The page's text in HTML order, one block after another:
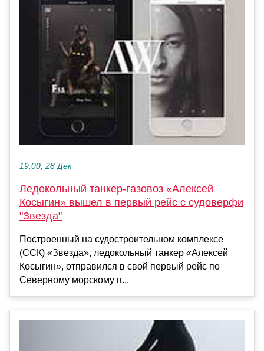
19:00, 28 Дек
Ледокольный танкер-газовоз «Алексей
Косыгин» вышел в первый рейс с судоверфи
"Звезда"
Построенный на судостроительном комплексе
(ССК) «Звезда», ледокольный танкер «Алексей
Косыгин», отправился в свой первый рейс по
Северному морскому п...